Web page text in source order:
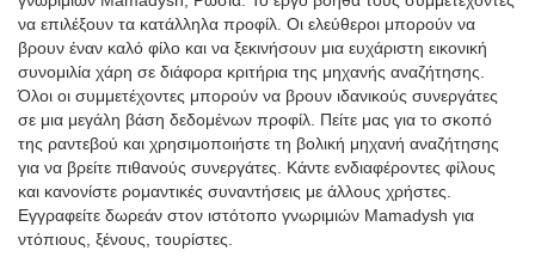
να επιλέξουν τα κατάλληλα προφίλ. Οι ελεύθεροι μπορούν να
βρουν έναν καλό φίλο και να ξεκινήσουν μια ευχάριστη εικονική
συνομιλία χάρη σε διάφορα κριτήρια της μηχανής αναζήτησης.
Όλοι οι συμμετέχοντες μπορούν να βρουν ιδανικούς συνεργάτες
σε μια μεγάλη βάση δεδομένων προφίλ. Πείτε μας για το σκοπό
της ραντεβού και χρησιμοποιήστε τη βολική μηχανή αναζήτησης
για να βρείτε πιθανούς συνεργάτες. Κάντε ενδιαφέροντες φίλους
και κανονίστε ρομαντικές συναντήσεις με άλλους χρήστες.
Εγγραφείτε δωρεάν στον ιστότοπο γνωριμιών Mamadysh για
ντόπιους, ξένους, τουρίστες.